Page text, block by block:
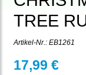
TREE
Artikel-Nr.: EB1261
17,99 €